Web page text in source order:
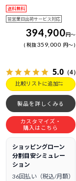
送料無料
翌営業日出荷サービス対応
394,900円～
税抜359,000 円～
5.0 （4）
比較リストに追加
製品を詳しくみる
カスタマイズ・
購入はこちら
ショッピングローン
分割目安シミュレー
ション
36回払い（税込/月額）